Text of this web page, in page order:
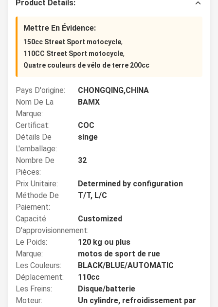
Product Details:
Mettre En Évidence:
150cc Street Sport motocycle,
110CC Street Sport motocycle,
Quatre couleurs de vélo de terre 200cc
Pays D'origine:
CHONGQING,CHINA
Nom De La
Marque:
BAMX
Certificat:
COC
Détails De
L'emballage:
singe
Nombre De
Pièces:
32
Prix Unitaire:
Determined by configuration
Méthode De
Paiement:
T/T, L/C
Capacité
D'approvisionnement:
Customized
Le Poids:
120 kg ou plus
Marque:
motos de sport de rue
Les Couleurs:
BLACK/BLUE/AUTOMATIC
Déplacement:
110cc
Les Freins:
Disque/batterie
Moteur:
Un cylindre, refroidissement par